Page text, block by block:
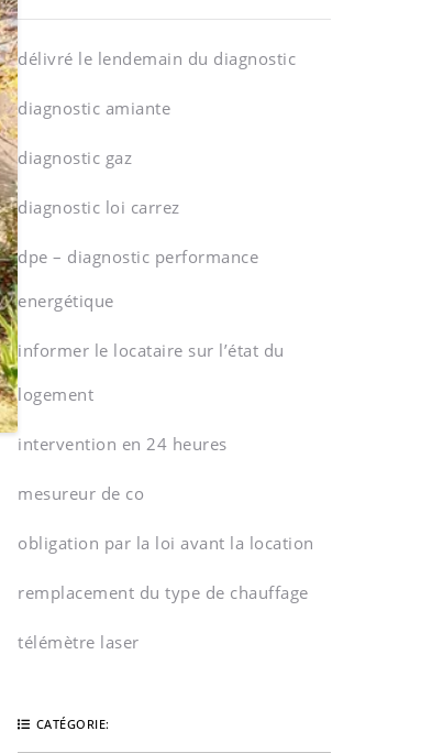
délivré le lendemain du diagnostic
diagnostic amiante
diagnostic gaz
diagnostic loi carrez
dpe – diagnostic performance
energétique
informer le locataire sur l’état du
logement
intervention en 24 heures
mesureur de co
obligation par la loi avant la location
remplacement du type de chauffage
télémètre laser
CATÉGORIE: